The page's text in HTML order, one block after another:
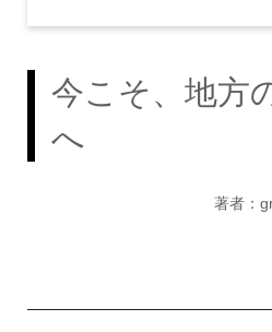
今こそ、地方
へ
著者：